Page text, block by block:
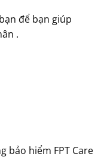
để bạn giúp
.
bảo hiểm FPT Care